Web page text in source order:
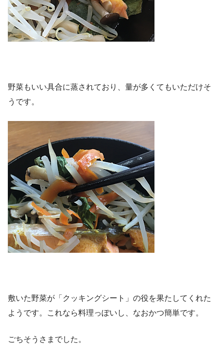
野菜もいい具合に蒸されており、量が多くてもいただけそ
うです。
敷いた野菜が「クッキングシート」の役を果たしてくれた
ようです。これなら料理っぽいし、なおかつ簡単です。
ごちそうさまでした。